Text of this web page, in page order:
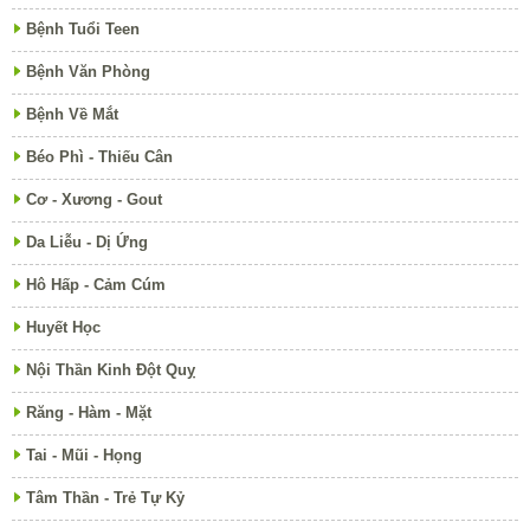
Bệnh Tuổi Teen
Bệnh Văn Phòng
Bệnh Về Mắt
Béo Phì - Thiếu Cân
Cơ - Xương - Gout
Da Liễu - Dị Ứng
Hô Hấp - Cảm Cúm
Huyết Học
Nội Thần Kinh Đột Quỵ
Răng - Hàm - Mặt
Tai - Mũi - Họng
Tâm Thần - Trẻ Tự Kỷ